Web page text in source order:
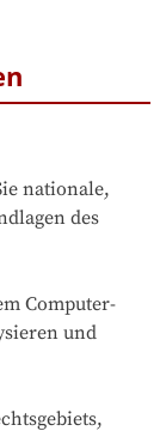
nationale,
des
Computer-
und